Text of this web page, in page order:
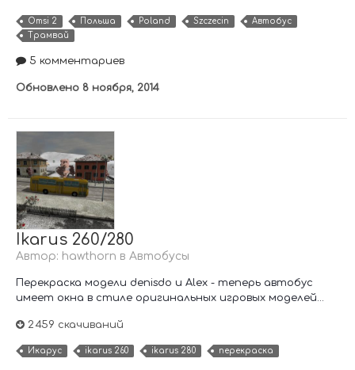
Omsi 2 Польша Poland Szczecin
Автобус
Трамвай
5 комментариев
Обновлено 8 ноября, 2014
Ikarus 260/280
Автор: hawthorn в Автобусы
Перекраска модели denisdo и Alex - теперь автобус
имеет окна в стиле оригинальных игровых моделей...
2 459 скачиваний
Икарус ikarus 260 ikarus 280 перекраска